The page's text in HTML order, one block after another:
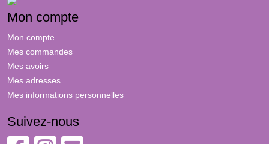
Mon compte
Mon compte
Mes commandes
Mes avoirs
Mes adresses
Mes informations personnelles
Suivez-nous